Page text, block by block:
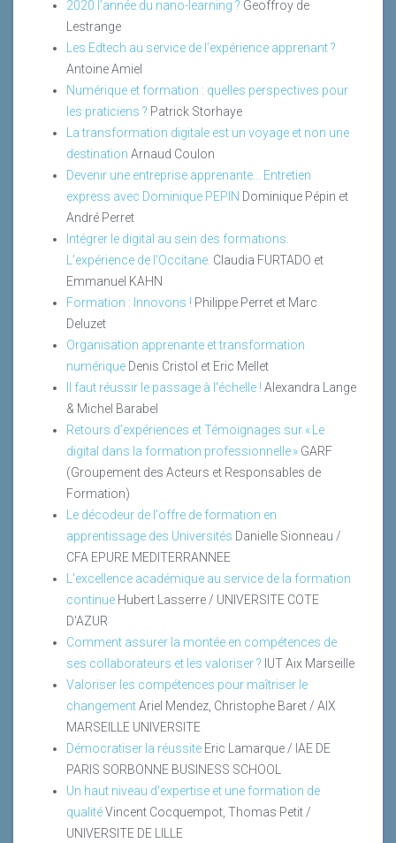
2020 l’année du nano-learning ? Geoffroy de
Lestrange
Les Edtech au service de l’expérience apprenant ?
Antoine Amiel
Numérique et formation : quelles perspectives pour
les praticiens ? Patrick Storhaye
La transformation digitale est un voyage et non une
destination Arnaud Coulon
Devenir une entreprise apprenante... Entretien
express avec Dominique PEPIN Dominique Pépin et
André Perret
Intégrer le digital au sein des formations.
L’expérience de l’Occitane. Claudia FURTADO et
Emmanuel KAHN
Formation : Innovons ! Philippe Perret et Marc
Deluzet
Organisation apprenante et transformation
numérique Denis Cristol et Eric Mellet
Il faut réussir le passage à l'échelle ! Alexandra Lange
& Michel Barabel
Retours d’expériences et Témoignages sur « Le
digital dans la formation professionnelle » GARF
(Groupement des Acteurs et Responsables de
Formation)
Le décodeur de l'offre de formation en
apprentissage des Universités Danielle Sionneau /
CFA EPURE MEDITERRANNEE
L'excellence académique au service de la formation
continue Hubert Lasserre / UNIVERSITE COTE
D'AZUR
Comment assurer la montée en compétences de
ses collaborateurs et les valoriser ? IUT Aix Marseille
Valoriser les compétences pour maîtriser le
changementAriel Mendez, Christophe Baret / AIX
MARSEILLE UNIVERSITE
Démocratiser la réussite Eric Lamarque / IAE DE
PARIS SORBONNE BUSINESS SCHOOL
Un haut niveau d'expertise et une formation de
qualitéVincent Cocquempot, Thomas Petit /
UNIVERSITE DE LILLE